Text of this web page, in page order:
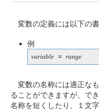
変数の定義には以下の
例
variable = range
変数の名称には適正な
ることができますが、で
名称を短くしたり、１文